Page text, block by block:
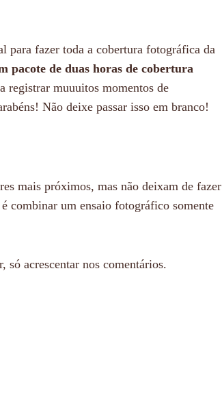
para fazer toda a cobertura fotográfica da
pacote de duas horas de cobertura
registrar muuuitos momentos de
Não deixe passar isso em branco!
mais próximos, mas não deixam de fazer
combinar um ensaio fotográfico somente
só acrescentar nos comentários.